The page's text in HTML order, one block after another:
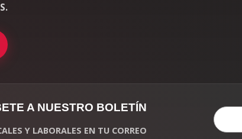
A NUESTRO BOLETÍN
Y LABORALES EN TU CORREO